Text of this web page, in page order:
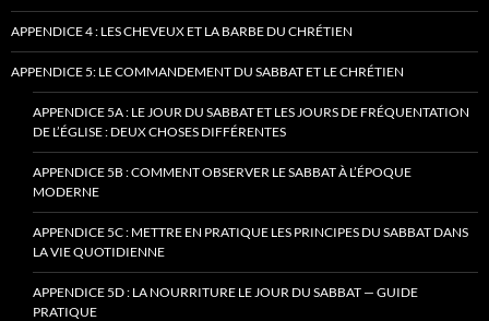
APPENDICE 4 : LES CHEVEUX ET LA BARBE DU CHRÉTIEN
APPENDICE 5: LE COMMANDEMENT DU SABBAT ET LE CHRÉTIEN
APPENDICE 5A : LE JOUR DU SABBAT ET LES JOURS DE FRÉQUENTATION
DE L’ÉGLISE : DEUX CHOSES DIFFÉRENTES
APPENDICE 5B : COMMENT OBSERVER LE SABBAT À L’ÉPOQUE
MODERNE
APPENDICE 5C : METTRE EN PRATIQUE LES PRINCIPES DU SABBAT DANS
LA VIE QUOTIDIENNE
APPENDICE 5D : LA NOURRITURE LE JOUR DU SABBAT — GUIDE
PRATIQUE